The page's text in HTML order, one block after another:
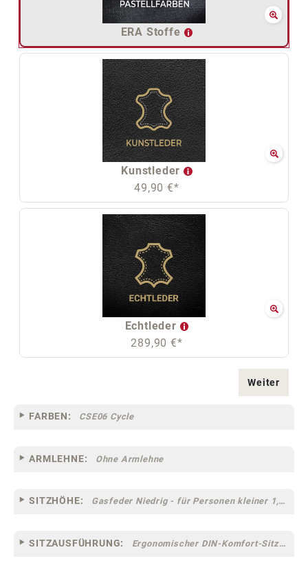
ERA Stoffe
Kunstleder
49,90 €*
Echtleder
289,90 €*
Weiter
FARBEN: CSE06 Cycle
ARMLEHNE: Ohne Armlehne
SITZHÖHE: Gasfeder Niedrig - für Personen kleiner 1,60 m
SITZAUSFÜHRUNG: Ergonomischer DIN-Komfort-Sitz [75]